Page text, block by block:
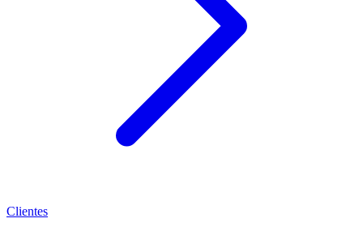
Clientes